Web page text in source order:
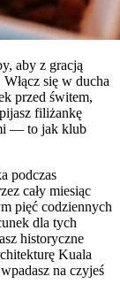
aby z gracją
się w ducha
przed świtem,
filiżankę
— to jak klub
podczas
cały miesiąc
pięć codziennych
dla tych
historyczne
Kuala
na czyjeś